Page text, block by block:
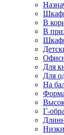
В
В
Для
Для
На
Г-